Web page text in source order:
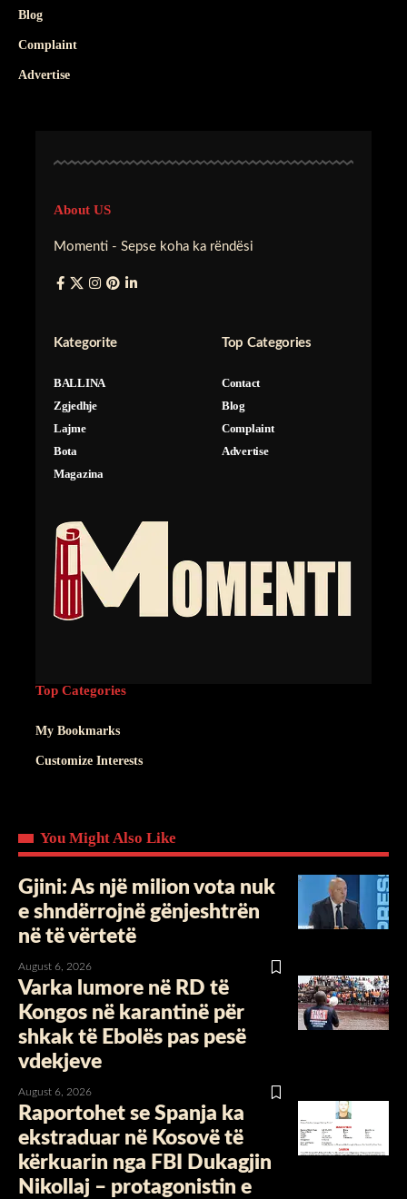
Blog
Complaint
Advertise
About US
Momenti - Sepse koha ka rëndësi
Kategorite
BALLINA
Zgjedhje
Lajme
Bota
Magazina
Top Categories
Contact
Blog
Complaint
Advertise
Top Categories
My Bookmarks
Customize Interests
You Might Also Like
Gjini: As një milion vota nuk
e shndërrojnë gënjeshtrën
në të vërtetë
August 6, 2026
Varka lumore në RD të
Kongos në karantinë për
shkak të Ebolës pas pesë
vdekjeve
August 6, 2026
Raportohet se Spanja ka
ekstraduar në Kosovë të
kërkuarin nga FBI Dukagjin
Nikollaj – protagonistin e